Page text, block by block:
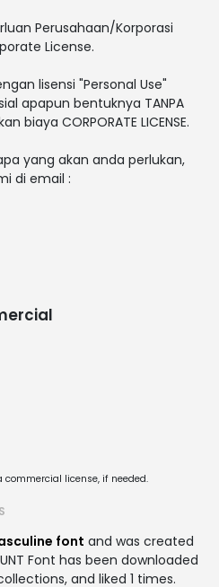
Perusahaan/Korporasi
License.
lisensi "Personal Use"
apapun bentuknya TANPA
biaya CORPORATE LICENSE.
yang akan anda perlukan,
di email :
license, if needed.
font and was created
Font has been downloaded
and liked 1 times.